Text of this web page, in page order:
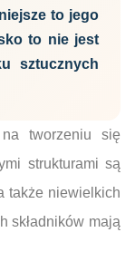
to jego
to nie jest
sztucznych
na tworzeniu się
strukturami są
także niewielkich
składników mają